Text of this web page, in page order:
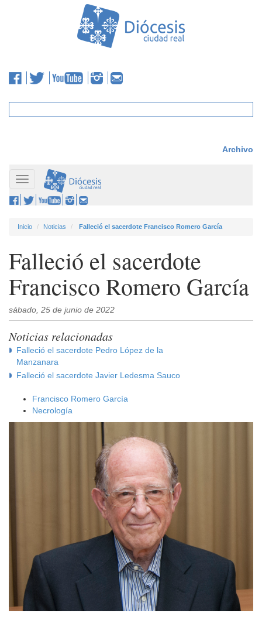
Archivo
Toggle
navigation
Inicio Noticias Falleció el sacerdote Francisco Romero García
Falleció el sacerdote
Francisco Romero García
sábado, 25 de junio de 2022
Noticias relacionadas
Falleció el sacerdote Pedro López de la
Manzanara
Falleció el sacerdote Javier Ledesma Sauco
Francisco Romero García
Necrología